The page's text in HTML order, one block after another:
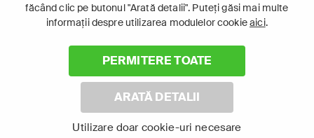
făcând clic pe butonul "Arată detalii". Puteți găsi mai multe
informații despre utilizarea modulelor cookieaici.
PERMITERE TOATE
ARATĂ DETALII
Utilizare doar cookie-uri necesare
2026 Canal+ Luxembourg S. à r.l. - Toate drepturile rezervate
Focus Sat este o marcă înregistrată aparținând Canal+
Luxembourg S. à r.l.
Rue Albert Borschette 4, L-1246 Luxemburg | R.C.S. Luxemburg:
B 87.905